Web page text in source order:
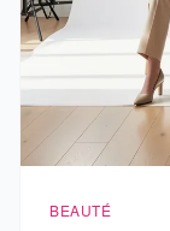
BEAUTÉ